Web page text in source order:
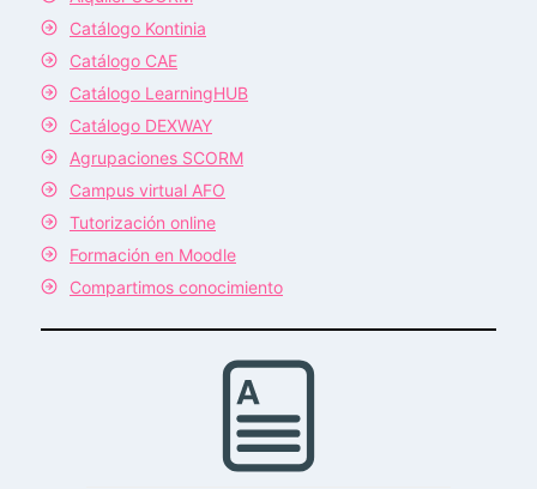
Catálogo Kontinia
Catálogo CAE
Catálogo LearningHUB
Catálogo DEXWAY
Agrupaciones SCORM
Campus virtual AFO
Tutorización online
Formación en Moodle
Compartimos conocimiento